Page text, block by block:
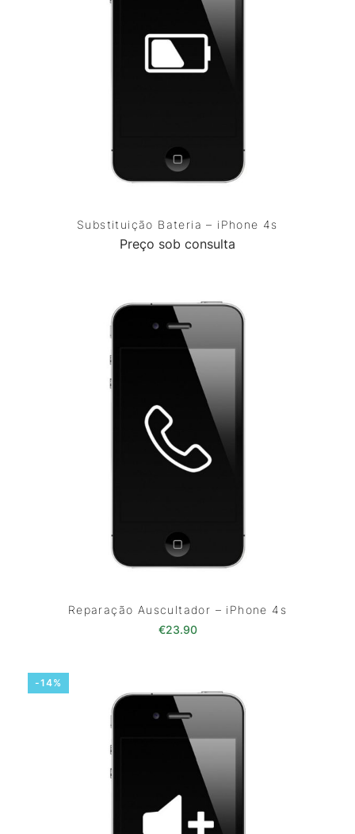
Substituição Bateria – iPhone 4s
Preço sob consulta
Reparação Auscultador – iPhone 4s
€23.90
-14%